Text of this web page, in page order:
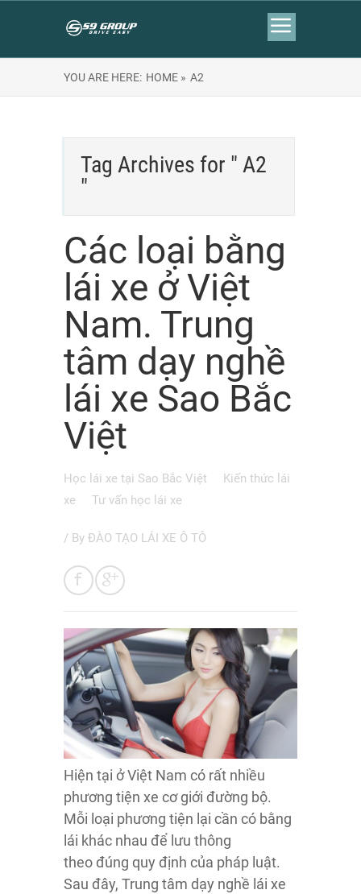
YOU ARE HERE: HOME » A2
Tag Archives for " A2
"
Các loại bằng
lái xe ở Việt
Nam. Trung
tâm dạy nghề
lái xe Sao Bắc
Việt
Học lái xe tại Sao Bắc Việt
Kiến thức lái
xe
Tư vấn học lái xe
/ By ĐÀO TẠO LÁI XE Ô TÔ
Hiện tại ở Việt Nam có rất nhiều
phương tiện xe cơ giới đường bộ.
Mỗi loại phương tiện lại cần có bằng
lái khác nhau để lưu thông
theo đúng quy định của pháp luật.
Sau đây, Trung tâm dạy nghề lái xe